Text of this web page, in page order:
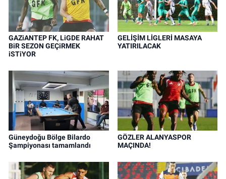
GAZiANTEP FK, LiGDE RAHAT
BiR SEZON GEÇiRMEK
iSTiYOR
GELİŞİM LİGLERİ MASAYA
YATIRILACAK
Güneydoğu Bölge Bilardo
Şampiyonası tamamlandı
GÖZLER ALANYASPOR
MAÇINDA!